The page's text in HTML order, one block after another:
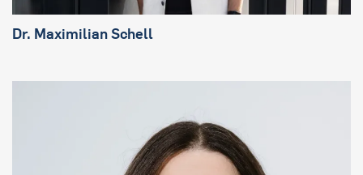
Dr. Maximilian Schell